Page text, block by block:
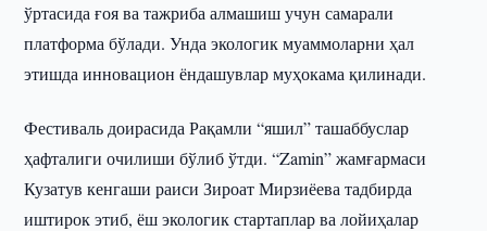
ўртасида ғоя ва тажриба алмашиш учун самарали
платформа бўлади. Унда экологик муаммоларни ҳал
этишда инновацион ёндашувлар муҳокама қилинади.
Фестиваль доирасида Рақамли “яшил” ташаббуслар
ҳафталиги очилиши бўлиб ўтди. “Zamin” жамғармаси
Кузатув кенгаши раиси Зироат Мирзиёева тадбирда
иштирок этиб, ёш экологик стартаплар ва лойиҳалар